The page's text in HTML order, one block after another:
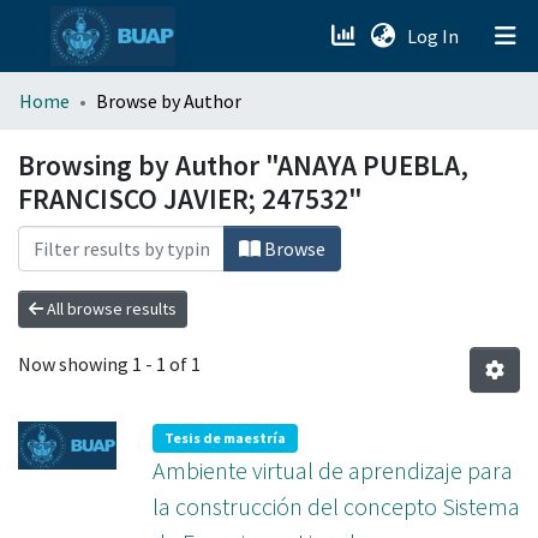
Log In (current)
menu.section.about_menu
All of DSpace
Home Browse by Author
Browsing by Author "ANAYA PUEBLA,
FRANCISCO JAVIER; 247532"
Browse
All browse results
Now showing 1 - 1 of 1
Tesis de maestría
Ambiente virtual de aprendizaje para
la construcción del concepto Sistema